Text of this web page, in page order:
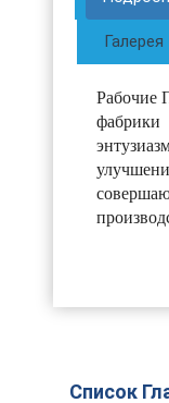
Галерея
Рабочие
Список